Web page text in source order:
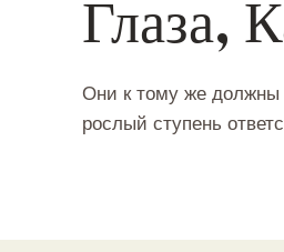
Глаза,
Они к тому же должны
рослый ступень